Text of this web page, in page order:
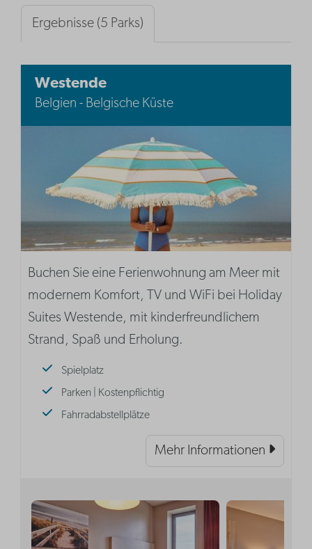
Ergebnisse (5 Parks)
Westende
Belgien - Belgische Küste
Buchen Sie eine Ferienwohnung am Meer mit
modernem Komfort, TV und WiFi bei Holiday
Suites Westende, mit kinderfreundlichem
Strand, Spaß und Erholung.
Spielplatz
Parken | Kostenpflichtig
Fahrradabstellplätze
Mehr Informationen